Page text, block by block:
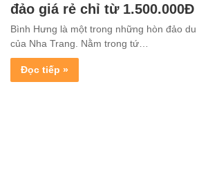
đảo giá rẻ chỉ từ 1.500.000Đ
Bình Hưng là một trong những hòn đảo
của Nha Trang. Nằm trong tứ…
Đọc tiếp »